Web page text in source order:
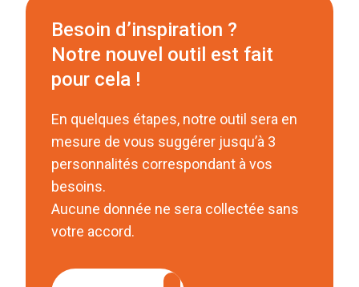
Besoin d’inspiration ?
Notre nouvel outil est fait
pour cela !
En quelques étapes, notre outil sera en
mesure de vous suggérer jusqu’à 3
personnalités correspondant à vos
besoins.
Aucune donnée ne sera collectée sans
votre accord.